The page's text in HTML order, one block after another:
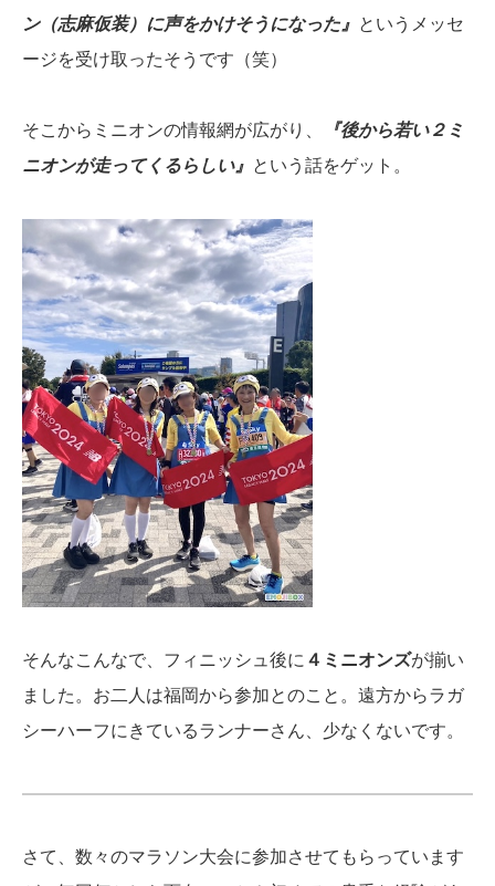
ン（志麻仮装）に声をかけそうになった』 というメッセ
ージを受け取ったそうです（笑）
そこからミニオンの情報網が広がり、
『後から若い２ミ
ニオンが走ってくるらしい』 という話をゲット。
そんなこんなで、フィニッシュ後に ４ミニオンズが揃い
ました。お二人は福岡から参加とのこと。遠方からラガ
シーハーフにきているランナーさん、少なくないです。
さて、数々のマラソン大会に参加させてもらっています